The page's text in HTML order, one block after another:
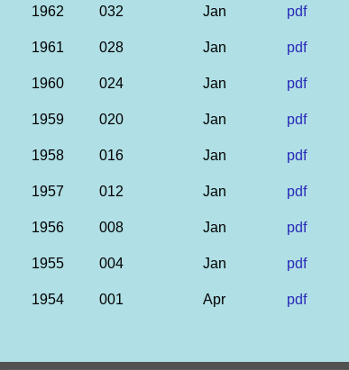
1962 032 Jan pdf
1961 028 Jan pdf
1960 024 Jan pdf
1959 020 Jan pdf
1958 016 Jan pdf
1957 012 Jan pdf
1956 008 Jan pdf
1955 004 Jan pdf
1954 001 Apr pdf